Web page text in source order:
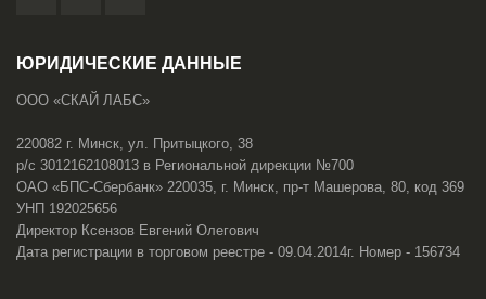
ЮРИДИЧЕСКИЕ ДАННЫЕ
ООО «СКАЙ ЛАБС»
220082 г. Минск, ул. Притыцкого, 38
р/с 3012162108013 в Региональной дирекции №700
ОАО «БПС-Сбербанк» 220035, г. Минск, пр-т Машерова, 80, код 369
УНП 192025656
Директор Ксензов Евгений Олегович
Дата регистрации в торговом реестре - 09.04.2014г. Номер - 156734